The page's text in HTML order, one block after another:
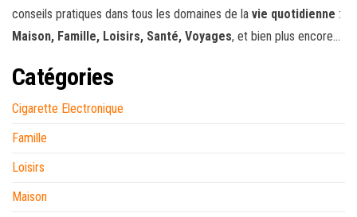
conseils pratiques dans tous les domaines de la vie quotidienne :
Maison, Famille, Loisirs, Santé, Voyages, et bien plus encore...
Catégories
Cigarette Electronique
Famille
Loisirs
Maison